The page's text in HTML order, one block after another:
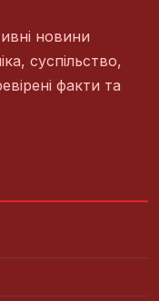
новини
суспільство,
факти та